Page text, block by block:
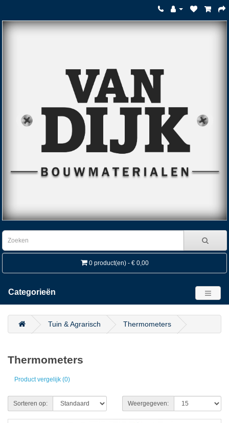
0 product(en) - € 0,00
Categorieën
Tuin & Agrarisch Thermometers
Thermometers
Product vergelijk (0)
Sorteren op: Weergegeven: